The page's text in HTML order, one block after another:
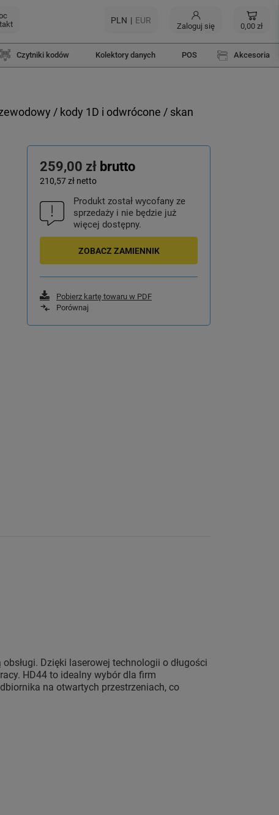
PLN EUR
Zaloguj się 0,00 zł
Czytniki kodów Kolektory danych POS Akcesoria
/ kody 1D i odwrócone / skan
259,00 zł brutto
210,57 zł netto
Produkt został wycofany ze
sprzedaży i nie będzie już
więcej dostępny.
ZOBACZ ZAMIENNIK
Pobierz kartę towaru w PDF
Porównaj
Dzięki laserowej technologii o długości
HD44 to idealny wybór dla firm
na otwartych przestrzeniach, co